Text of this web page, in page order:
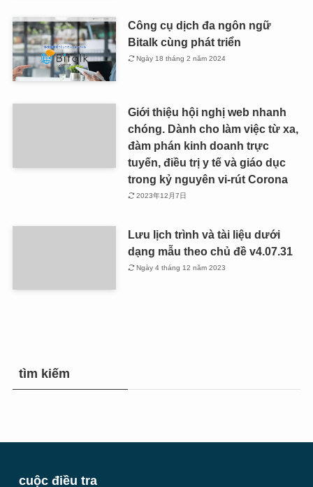
Công cụ dịch đa ngôn ngữ
Bitalk cùng phát triển
Ngày 18 tháng 2 năm 2024
Giới thiệu hội nghị web nhanh
chóng. Dành cho làm việc từ xa,
đàm phán kinh doanh trực
tuyến, điều trị y tế và giáo dục
trong kỷ nguyên vi-rút Corona
2023年12月7日
Lưu lịch trình và tài liệu dưới
dạng mẫu theo chủ đề v4.07.31
Ngày 4 tháng 12 năm 2023
tìm kiếm
cuộc điều tra